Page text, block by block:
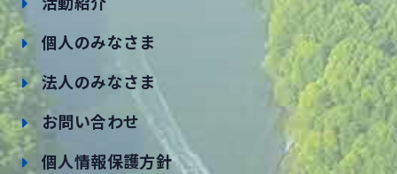
個人のみなさま
法人のみなさま
お問い合わせ
個人情報保護方針